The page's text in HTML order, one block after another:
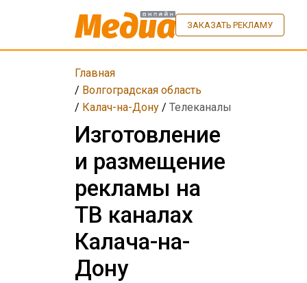
ЗАКАЗАТЬ РЕКЛАМУ
Главная
/ Волгоградская область
/ Калач-на-Дону/ Телеканалы
Изготовление
и размещение
рекламы на
ТВ каналах
Калача-на-
Дону